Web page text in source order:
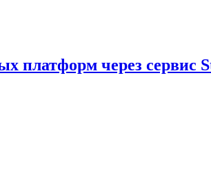
платформ через сервис